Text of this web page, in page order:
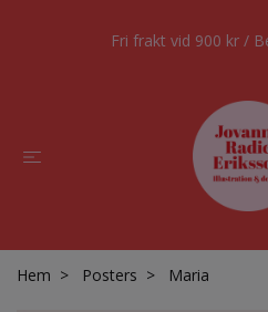
Fri frakt vid 900 kr /
Hem Posters Maria